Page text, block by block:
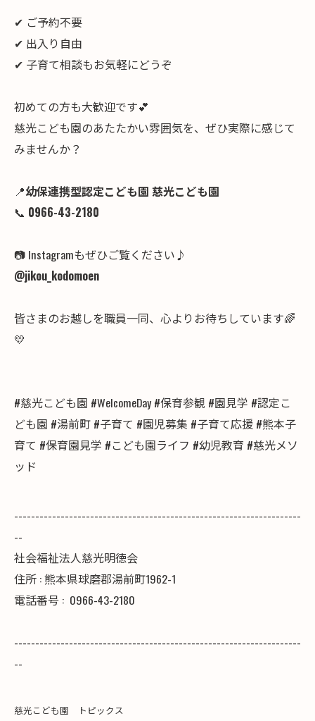
✔ ご予約不要
✔ 出入り自由
✔ 子育て相談もお気軽にどうぞ
初めての方も大歓迎です💕
慈光こども園のあたたかい雰囲気を、ぜひ実際に感じて
みませんか？
📍幼保連携型認定こども園 慈光こども園
📞 0966-43-2180
📷 Instagramもぜひご覧ください♪
@jikou_kodomoen
皆さまのお越しを職員一同、心よりお待ちしています🌈
💛
#慈光こども園 #WelcomeDay #保育参観 #園見学 #認定こ
ども園 #湯前町 #子育て #園児募集 #子育て応援 #熊本子
育て #保育園見学 #こども園ライフ #幼児教育 #慈光メソ
ッド
--------------------------------------------------------------------
--
社会福祉法人慈光明徳会
住所 : 熊本県球磨郡湯前町1962-1
電話番号 : 0966-43-2180
--------------------------------------------------------------------
--
慈光こども園 トピックス